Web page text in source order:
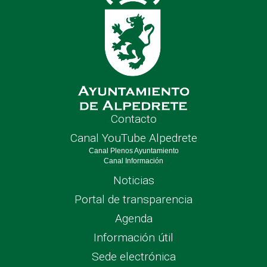
Contacto
Canal YouTube Alpedrete
Canal Plenos Ayuntamiento
Canal Información
Noticias
Portal de transparencia
Agenda
Información útil
Sede electrónica